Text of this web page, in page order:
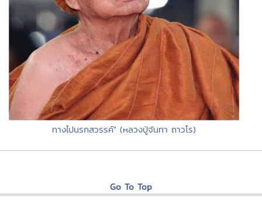
ทางไปนรกสวรรค์" (หลวงปู่จันทา ถาวโร)
Go To Top